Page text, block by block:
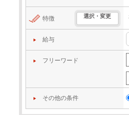
特徴 選択・変更
給与
フリーワード
その他の条件